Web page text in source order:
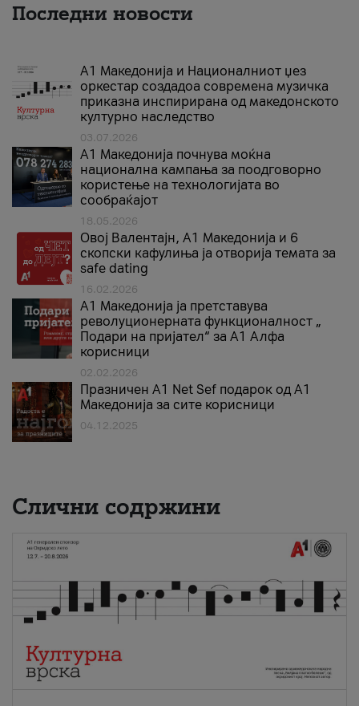
Последни новости
А1 Македонија и Националниот џез
оркестар создадоа современа музичка
приказна инспирирана од македонското
културно наследство
03.07.2026
A1 Македонија почнува моќна
национална кампања за поодговорно
користење на технологијата во
сообраќајот
18.05.2026
Овој Валентајн, A1 Македонија и 6
скопски кафулиња ја отворија темата за
safe dating
16.02.2026
А1 Македонија ја претставува
револуционерната функционалност „
Подари на пријател“ за А1 Алфа
корисници
02.02.2026
Празничен A1 Net Sеf подарок од А1
Македонија за сите корисници
04.12.2025
Слични содржини